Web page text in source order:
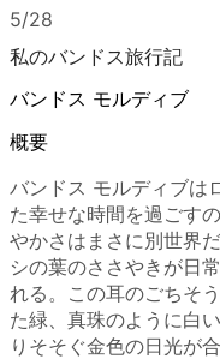
5/28
私のバンドス旅行記
バンドス モルディブ
概要
バンドス モルディブは
た幸せな時間を過ごす
やかさはまさに別世界
シの葉のささやきが日
れる。この耳のごちそ
た緑、真珠のように白
りそそぐ金色の日光が